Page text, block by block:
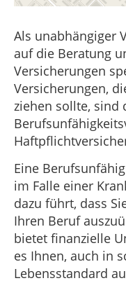
Als unabhängiger
auf die Beratung
Versicherungen
Versicherungen,
ziehen sollte, sind
Eine
im Falle einer
dazu führt, dass
Ihren Beruf
bietet finanzielle
es Ihnen, auch in
Lebensstandard